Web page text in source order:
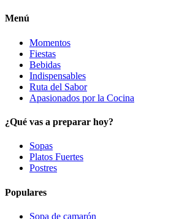
Menú
Momentos
Fiestas
Bebidas
Indispensables
Ruta del Sabor
Apasionados por la Cocina
¿Qué vas a preparar hoy?
Sopas
Platos Fuertes
Postres
Populares
Sopa de camarón